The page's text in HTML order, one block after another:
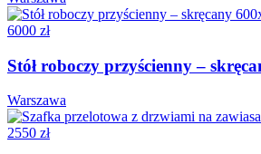
6000 zł
Stół roboczy przyścienny –
Warszawa
2550 zł